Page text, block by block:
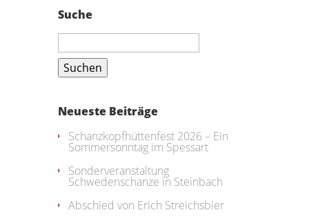
Suche
Suchen
Neueste Beiträge
Schanzkopfhüttenfest 2026 – Ein
Sommersonntag im Spessart
Sonderveranstaltung
Schwedenschanze in Steinbach
Abschied von Erich Streichsbier